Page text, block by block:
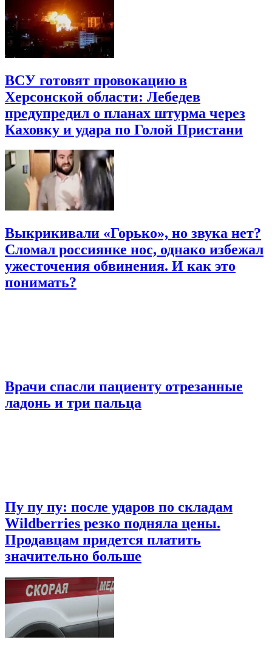
ВСУ готовят провокацию в
Херсонской области: Лебедев
предупредил о планах штурма через
Каховку и удара по Голой Пристани
Выкрикивали «Горько», но звука нет?
Сломал россиянке нос, однако избежал
ужесточения обвинения. И как это
понимать?
Врачи спасли пациенту отрезанные
ладонь и три пальца
Пу пу пу: после ударов по складам
Wildberries резко подняла цены.
Продавцам придется платить
значительно больше